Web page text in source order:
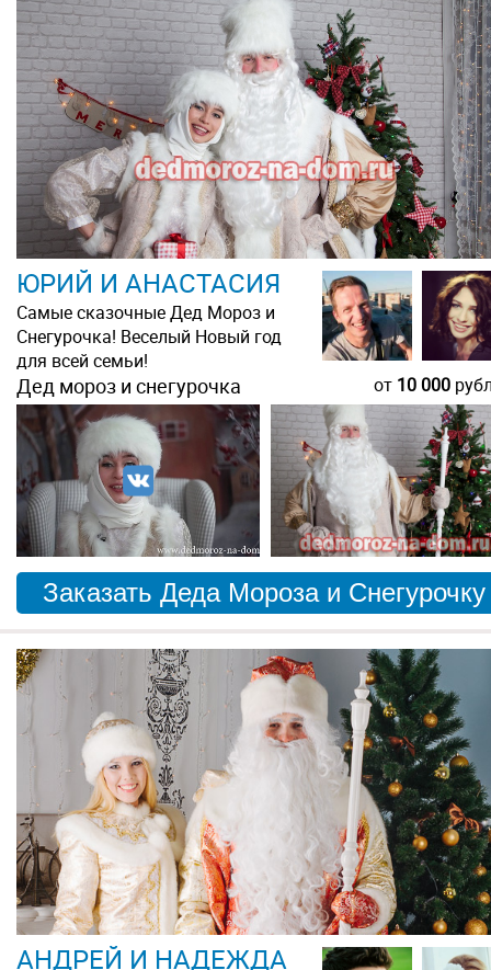
ЮРИЙ И АНАСТАСИЯ
Самые сказочные Дед Мороз и
Снегурочка! Веселый Новый год
для всей семьи!
Дед мороз и снегурочка от 10 000
Заказать Деда Мороза и Снегурочку
АНДРЕЙ И НАДЕЖДА